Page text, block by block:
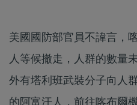
美國國防部官員不諱言，
人等候撤走，人群的數量
外有塔利班武裝分子向人
的阿富汗人，前往喀布爾